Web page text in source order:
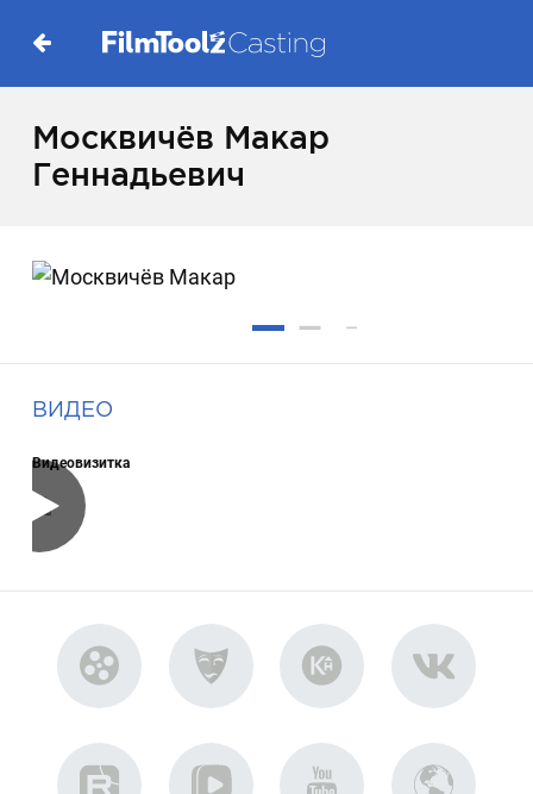
Москвичёв Макар
Геннадьевич
ВИДЕО
Видеовизитка